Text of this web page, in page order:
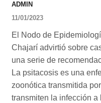
ADMIN
11/01/2023
El Nodo de
Chajarí advirtió sobre
una serie de
La psitacosis es una
zoonótica transmitida
transmiten la infección